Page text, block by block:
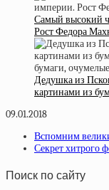
Самый высокий
Рост Федора
Дедушка из
картинами из
09.01.2018
Вспомним
Секрет хитрого
Поиск по сайту